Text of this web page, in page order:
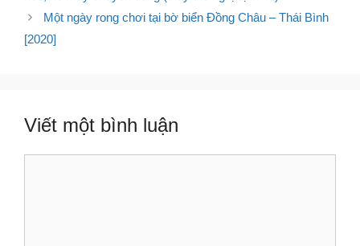
viết
Một ngày rong chơi tại bờ biển Đồng Châu – Thái Bình
[2020]
Viết một bình luận